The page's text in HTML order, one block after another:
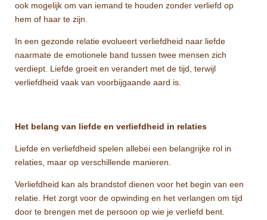
ook mogelijk om van iemand te houden zonder verliefd op
hem of haar te zijn.
In een gezonde relatie evolueert verliefdheid naar liefde
naarmate de emotionele band tussen twee mensen zich
verdiept. Liefde groeit en verandert met de tijd, terwijl
verliefdheid vaak van voorbijgaande aard is.
Het belang van liefde en verliefdheid in relaties
Liefde en verliefdheid spelen allebei een belangrijke rol in
relaties, maar op verschillende manieren.
Verliefdheid kan als brandstof dienen voor het begin van een
relatie. Het zorgt voor de opwinding en het verlangen om tijd
door te brengen met de persoon op wie je verliefd bent.